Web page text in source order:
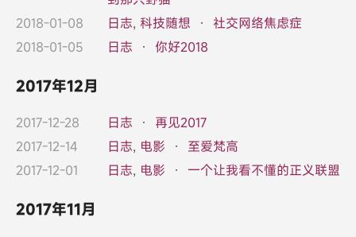
2018-01-08
日志, 科技随想 · 社交网络焦虑症
2018-01-05
日志 · 你好2018
2017年12月
2017-12-28 日志 · 再见2017
2017-12-14
日志, 电影 · 至爱梵高
2017-12-01
日志, 电影 · 一个让我看不懂的正义联盟
2017年11月